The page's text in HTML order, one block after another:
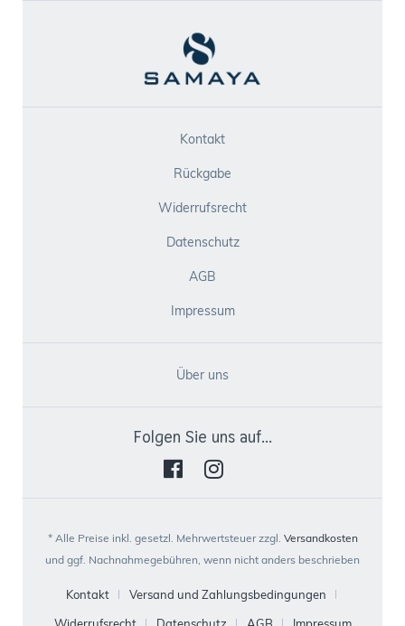
Kontakt
Rückgabe
Widerrufsrecht
Datenschutz
AGB
Impressum
Über uns
Folgen Sie uns auf...
* Alle Preise inkl. gesetzl. Mehrwertsteuer zzgl. Versandkosten
und ggf. Nachnahmegebühren, wenn nicht anders beschrieben
Kontakt
Versand und Zahlungsbedingungen